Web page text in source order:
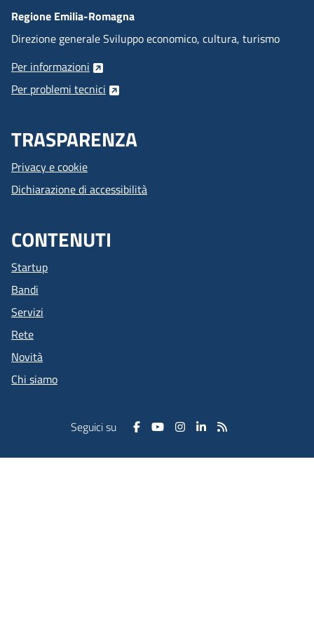
Regione Emilia-Romagna
Direzione generale Sviluppo economico, cultura, turismo
Per informazioni
Per problemi tecnici
TRASPARENZA
Privacy e cookie
Dichiarazione di accessibilità
CONTENUTI
Startup
Bandi
Servizi
Rete
Novità
Chi siamo
Seguici su